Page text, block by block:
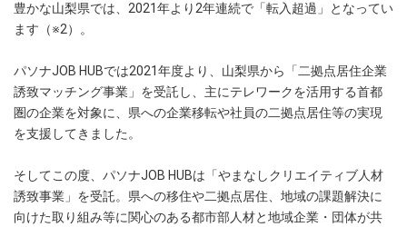
豊かな山梨県では、2021年より2年連続で「転入超過」となってい
ます（※2）。
パソナJOB HUBでは2021年度より、山梨県から「二拠点居住企業
誘致マッチング事業」を受託し、主にテレワークを活用する首都
圏の企業を対象に、県への企業移転や社員の二拠点居住等の実現
を支援してきました。
そしてこの度、パソナJOB HUBは「やまなしクリエイティブ人材
誘致事業」を受託。県への移住や二拠点居住、地域の課題解決に
向けた取り組み等に関心のある都市部人材と地域企業・団体が共